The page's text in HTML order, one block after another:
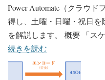
Power Automate（クラウ
得し、土曜・日曜・祝日
を解説します。 概要 「ス
続きを読む